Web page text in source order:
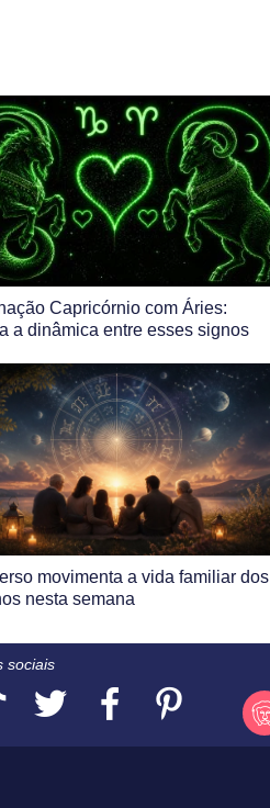
Capricórnio com Áries:
a dinâmica entre esses signos
movimenta a vida familiar dos
nesta semana
sociais